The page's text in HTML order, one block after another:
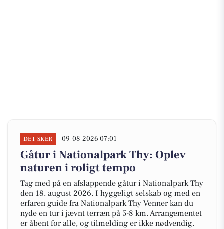
DET SKER 09-08-2026 07:01
Gåtur i Nationalpark Thy: Oplev
naturen i roligt tempo
Tag med på en afslappende gåtur i Nationalpark Thy
den 18. august 2026. I hyggeligt selskab og med en
erfaren guide fra Nationalpark Thy Venner kan du
nyde en tur i jævnt terræn på 5-8 km. Arrangementet
er åbent for alle, og tilmelding er ikke nødvendig.